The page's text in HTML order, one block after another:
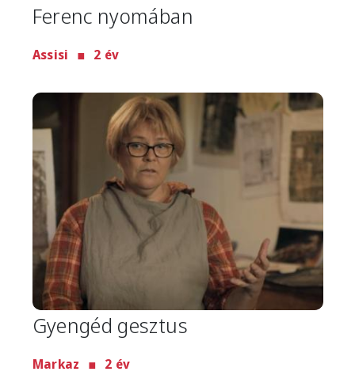
Ferenc nyomában
Assisi 2 év
Image
Gyengéd gesztus
Markaz 2 év